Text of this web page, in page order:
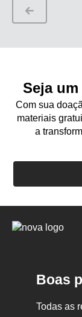
Seja
Com sua
materiais
a
Logo
Boas
Todas as